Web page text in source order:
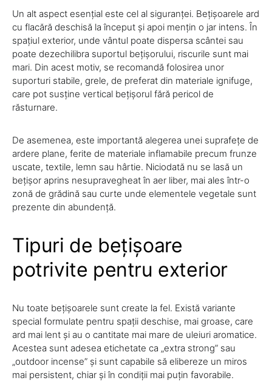
Un alt aspect esențial este cel al siguranței. Bețișoarele ard
cu flacără deschisă la început și apoi mențin o jar intens. În
spațiul exterior, unde vântul poate dispersa scântei sau
poate dezechilibra suportul bețișorului, riscurile sunt mai
mari. Din acest motiv, se recomandă folosirea unor
suporturi stabile, grele, de preferat din materiale ignifuge,
care pot susține vertical bețișorul fără pericol de
răsturnare.
De asemenea, este importantă alegerea unei suprafețe de
ardere plane, ferite de materiale inflamabile precum frunze
uscate, textile, lemn sau hârtie. Niciodată nu se lasă un
bețișor aprins nesupravegheat în aer liber, mai ales într-o
zonă de grădină sau curte unde elementele vegetale sunt
prezente din abundență.
Tipuri de bețișoare
potrivite pentru exterior
Nu toate bețișoarele sunt create la fel. Există variante
special formulate pentru spații deschise, mai groase, care
ard mai lent și au o cantitate mai mare de uleiuri aromatice.
Acestea sunt adesea etichetate ca „extra strong” sau
„outdoor incense” și sunt capabile să elibereze un miros
mai persistent, chiar și în condiții mai puțin favorabile.